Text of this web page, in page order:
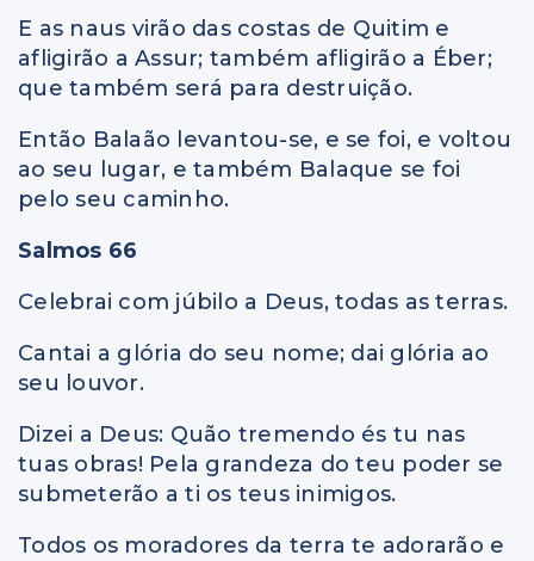
E as naus virão das costas de Quitim e
afligirão a Assur; também afligirão a Éber;
que também será para destruição.
Então Balaão levantou-se, e se foi, e voltou
ao seu lugar, e também Balaque se foi
pelo seu caminho.
Salmos 66
Celebrai com júbilo a Deus, todas as terras.
Cantai a glória do seu nome; dai glória ao
seu louvor.
Dizei a Deus: Quão tremendo és tu nas
tuas obras! Pela grandeza do teu poder se
submeterão a ti os teus inimigos.
Todos os moradores da terra te adorarão e